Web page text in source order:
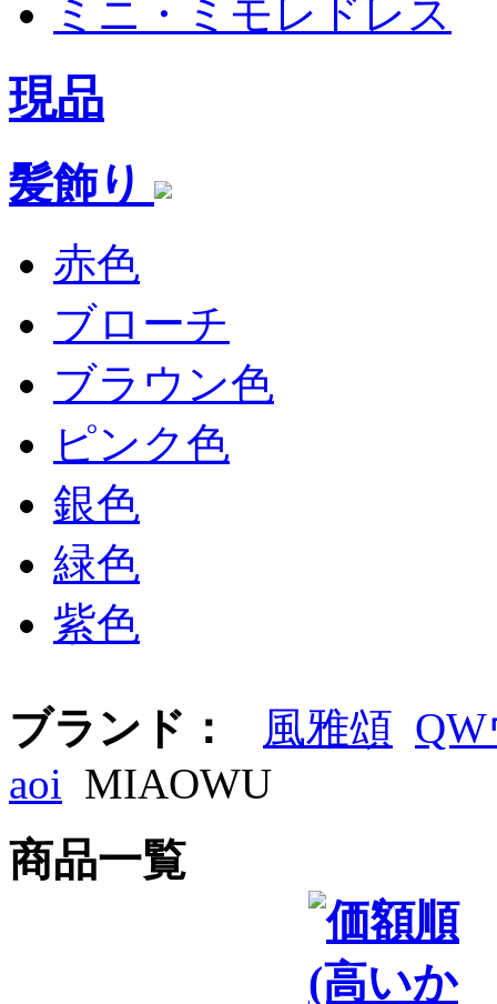
ミニ・ミモレドレス
現品
髪飾り
赤色
ブローチ
ブラウン色
ピンク色
銀色
緑色
紫色
ブランド： 風雅頌
aoi MIAOWU
商品一覧